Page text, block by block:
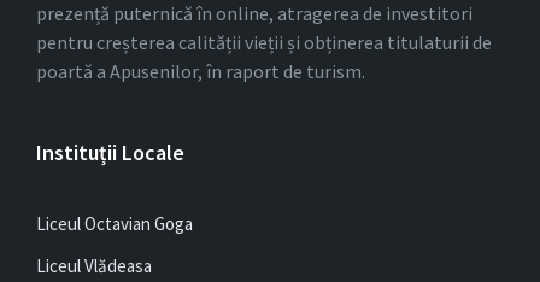
prezență puternică în online, atragerea de investitori
pentru creșterea calității vieții și obținerea titulaturii de
poartă a Apusenilor, în raport de turism.
Instituții Locale
Liceul Octavian Goga
Liceul Vlădeasa